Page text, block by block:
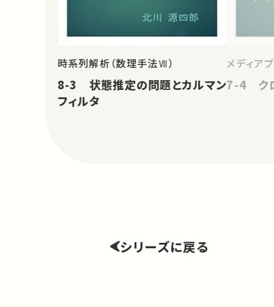
時系列解析（数理手法Ⅶ）
8-3 状態推定の問題とカルマン
フィルタ
メディア
7-4 ク
シリーズに戻る